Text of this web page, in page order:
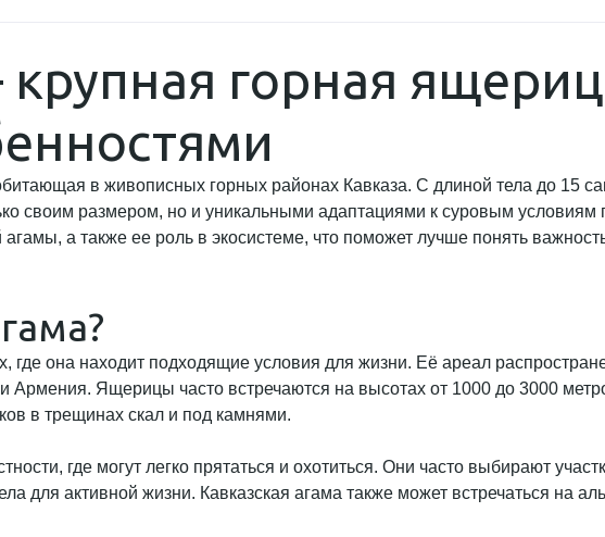
крупная горная
в живописных горных районах Кавказа. С длиной тела до 15
своим размером, но и уникальными адаптациями к суровым условиям
а также ее роль в экосистеме, что поможет лучше понять
где она находит подходящие условия для жизни. Её ареал
Армения. Ящерицы часто встречаются на высотах от 1000 до 3000
в трещинах скал и под камнями.
где могут легко прятаться и охотиться. Они часто выбирают
для активной жизни. Кавказская агама также может встречаться на